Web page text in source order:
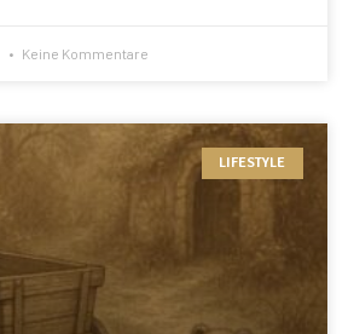
Keine Kommentare
LIFESTYLE